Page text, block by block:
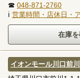
☎ 048-871-2760
ℹ 営業時間・店休日・
イオンモール川口前